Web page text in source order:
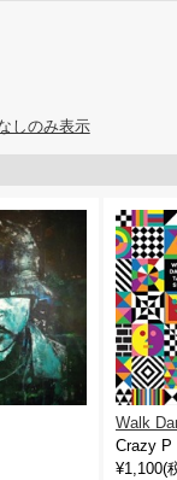
しのみ表示
Walk
Crazy P
¥1,100(